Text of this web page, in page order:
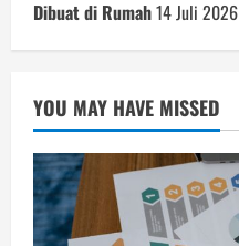
Dibuat di Rumah14 Juli 2026
YOU MAY HAVE MISSED